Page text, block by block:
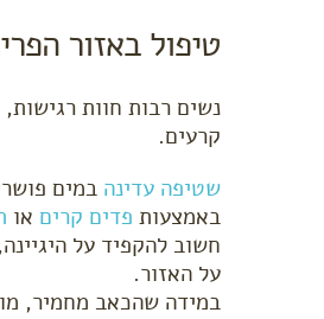
טיפול באזור
נשים רבות חוות
קרעים.
שטיפה עדינה במים
באמצעות פדים קרים או
חשוב להקפיד על
על האזור.
במידה שהכאב מחמיר,